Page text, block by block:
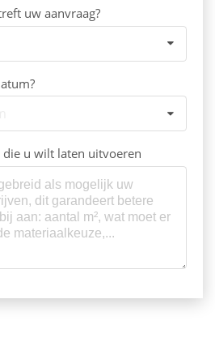
uw aanvraag?
u wilt laten uitvoeren